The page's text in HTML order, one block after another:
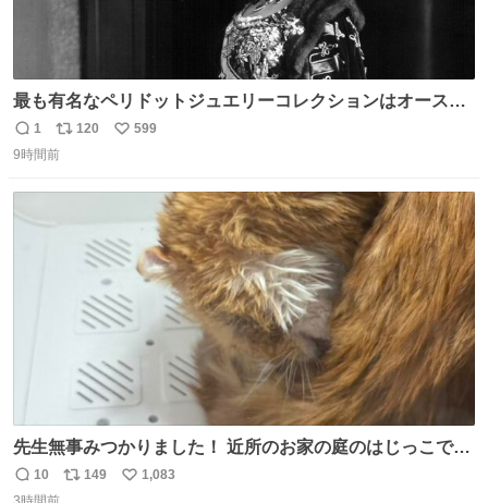
最も有名なペリドットジュエリーコレクションはオースト
リア大公妃イザベラが所有していたもの。一時期キッチン
ペーパーに包んで保管されていたことに衝撃💥を受けた。
返
信
1
リ
ポ
120
い
599
9時間前
先生無事みつかりました！ 近所のお家の庭のはじっこでう
ずくまってました💦 拡散してくれたり探してくれたみなさ
ん本当にありがとございます！ 飛び出し防止柵を増やして
返
10
リ
149
い
1,083